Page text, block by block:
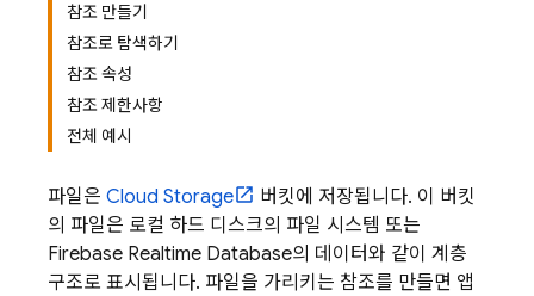
참조 만들기
참조로 탐색하기
참조 속성
참조 제한사항
전체 예시
파일은 Cloud Storage
버킷에 저장됩니다. 이 버킷
의 파일은 로컬 하드 디스크의 파일 시스템 또는
Firebase Realtime Database의 데이터와 같이 계층
구조로 표시됩니다. 파일을 가리키는 참조를 만들면 앱